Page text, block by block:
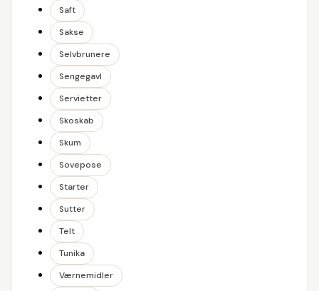
Saft
Sakse
Selvbrunere
Sengegavl
Servietter
Skoskab
Skum
Sovepose
Starter
Sutter
Telt
Tunika
Værnemidler